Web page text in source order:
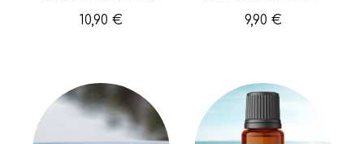
10,90 € 9,90 €